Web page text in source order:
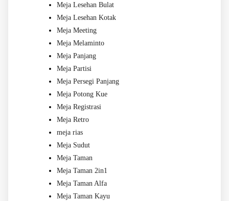
Meja Lesehan Bulat
Meja Lesehan Kotak
Meja Meeting
Meja Melaminto
Meja Panjang
Meja Partisi
Meja Persegi Panjang
Meja Potong Kue
Meja Registrasi
Meja Retro
meja rias
Meja Sudut
Meja Taman
Meja Taman 2in1
Meja Taman Alfa
Meja Taman Kayu